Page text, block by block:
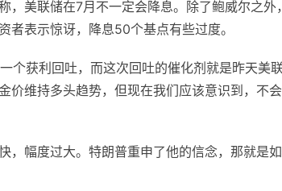
美联储在7月不一定会降息。除了鲍威尔之外，
表示惊讶，降息50个基点有些过度。
个获利回吐，而这次回吐的催化剂就是昨天美
价维持多头趋势，但现在我们应该意识到，不
，幅度过大。特朗普重申了他的信念，那就是